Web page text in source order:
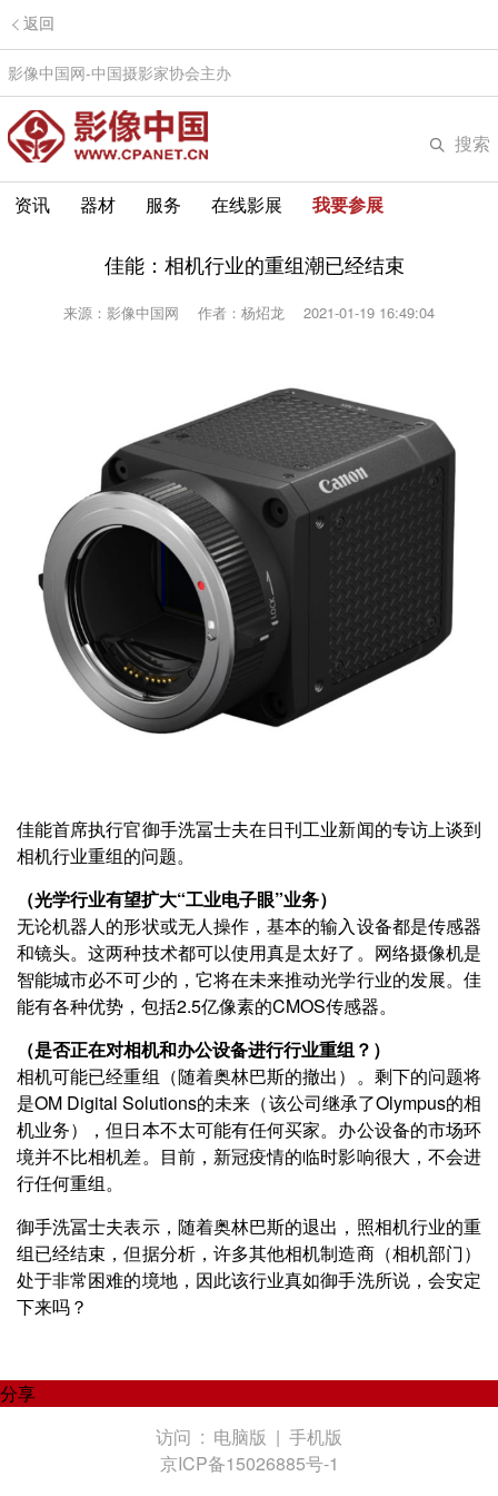
返回
影像中国网-中国摄影家协会主办
搜索
资讯 器材 服务 在线影展 我要参展
佳能：相机行业的重组潮已经结束
来源：影像中国网 作者：杨炤龙 2021-01-19 16:49:04
佳能首席执行官御手洗冨士夫在日刊工业新闻的专访上谈到
相机行业重组的问题。
（光学行业有望扩大“工业电子眼”业务）
无论机器人的形状或无人操作，基本的输入设备都是传感器
和镜头。这两种技术都可以使用真是太好了。网络摄像机是
智能城市必不可少的，它将在未来推动光学行业的发展。佳
能有各种优势，包括2.5亿像素的CMOS传感器。
（是否正在对相机和办公设备进行行业重组？）
相机可能已经重组（随着奥林巴斯的撤出）。剩下的问题将
是OM Digital Solutions的未来（该公司继承了Olympus的相
机业务），但日本不太可能有任何买家。办公设备的市场环
境并不比相机差。目前，新冠疫情的临时影响很大，不会进
行任何重组。
御手洗冨士夫表示，随着奥林巴斯的退出，照相机行业的重
组已经结束，但据分析，许多其他相机制造商（相机部门）
处于非常困难的境地，因此该行业真如御手洗所说，会安定
下来吗？
分享
访问 : 电脑版 | 手机版
京ICP备15026885号-1